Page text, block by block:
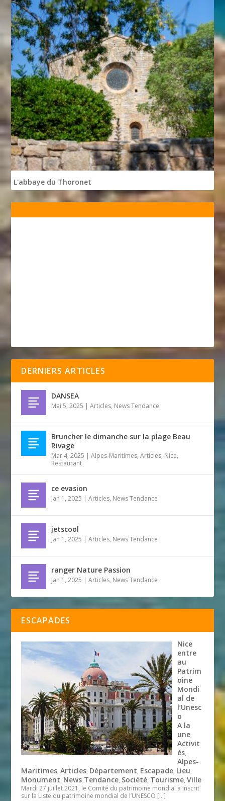
L'abbaye du Thoronet
DERNIERS ARTICLES
DANSEA
Mai 5, 2025 |Articles, News Tendance
Bruncher le dimanche sur la plage Beau
Rivage
Mar 4, 2025 |Alpes-Maritimes,Articles, Nice,
Restaurant
ce evasion
Jan 1, 2025 |Articles, News Tendance
jetscool
Jan 1, 2025 |Articles, News Tendance
ranger Nature Passion
Jan 1, 2025 |Articles, News Tendance
ESCAPADES
Nice
entre
au
Patrim
oine
Mondi
al de
l’Unesc
o
A la
une,
Activit
és,
Alpes-
Maritimes,Articles, Département, Escapade, Lieu,
Monument, News Tendance, Société, Tourisme,Ville
Mardi 27 juillet 2021, le Comité du patrimoine mondial a inscrit
sur la Liste du patrimoine mondial de l’UNESCO […]